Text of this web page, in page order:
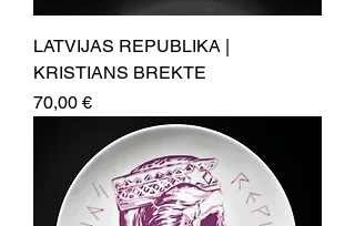
LATVIJAS REPUBLIKA |
KRISTIANS BREKTE
Price
70,00 €